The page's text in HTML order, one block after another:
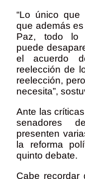
“Lo único que
que además
Paz, todo lo
puede
el acuerdo
reelección de
reelección,
necesita”,
Ante las
senadores
presenten
la reforma
quinto debate.
Cabe recordar